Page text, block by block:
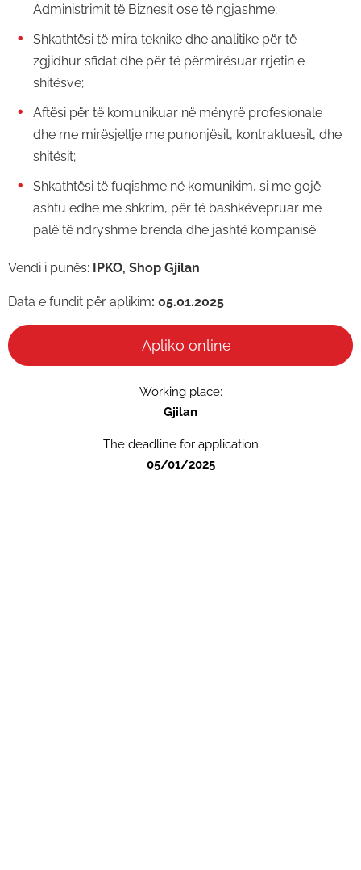
Administrimit të Biznesit ose të ngjashme;
Shkathtësi të mira teknike dhe analitike për të
zgjidhur sfidat dhe për të përmirësuar rrjetin e
shitësve;
Aftësi për të komunikuar në mënyrë profesionale
dhe me mirësjellje me punonjësit, kontraktuesit, dhe
shitësit;
Shkathtësi të fuqishme në komunikim, si me gojë
ashtu edhe me shkrim, për të bashkëvepruar me
palë të ndryshme brenda dhe jashtë kompanisë.
Vendi i punës: IPKO, Shop Gjilan
Data e fundit për aplikim: 05.01.2025
Apliko online
Working place:
Gjilan
The deadline for application
05/01/2025